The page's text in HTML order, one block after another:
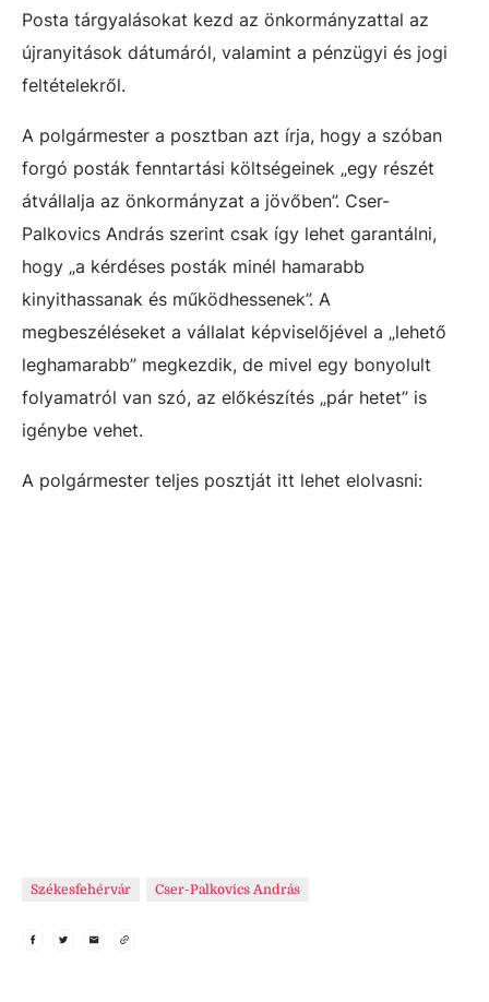
Posta tárgyalásokat kezd az önkormányzattal az
újranyitások dátumáról, valamint a pénzügyi és jogi
feltételekről.
A polgármester a posztban azt írja, hogy a szóban
forgó posták fenntartási költségeinek „egy részét
átvállalja az önkormányzat a jövőben”. Cser-
Palkovics András szerint csak így lehet garantálni,
hogy „a kérdéses posták minél hamarabb
kinyithassanak és működhessenek”. A
megbeszéléseket a vállalat képviselőjével a „lehető
leghamarabb” megkezdik, de mivel egy bonyolult
folyamatról van szó, az előkészítés „pár hetet” is
igénybe vehet.
A polgármester teljes posztját itt lehet elolvasni:
Székesfehérvár Cser-Palkovics András